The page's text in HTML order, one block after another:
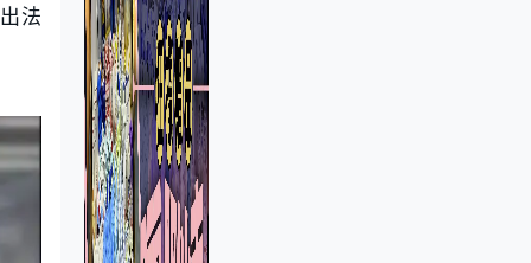
法